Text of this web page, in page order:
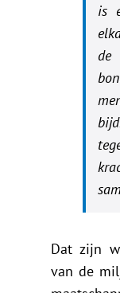
is
Dat zijn
van de